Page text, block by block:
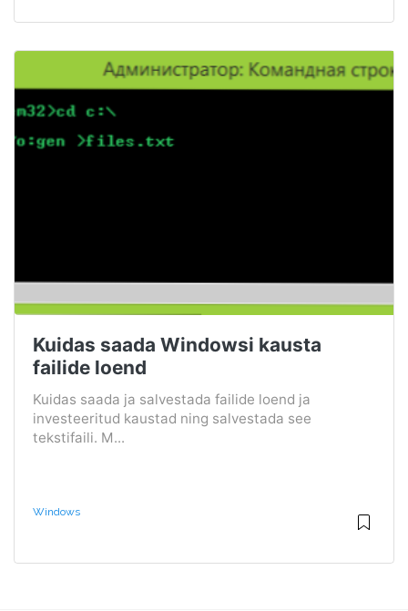
Kuidas saada Windowsi kausta
failide loend
Kuidas saada ja salvestada failide loend ja
investeeritud kaustad ning salvestada see
tekstifaili. M...
Windows